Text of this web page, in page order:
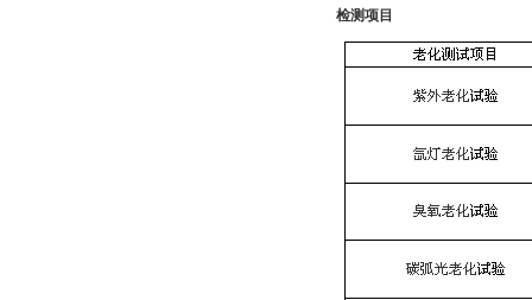
检测项目